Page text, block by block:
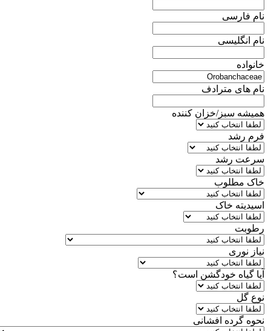
نام فارسی
نام انگلیسی
خانواده
نام های مترادف
همیشه سبز/خزان کننده
فرم رشد
سرعت رشد
خاک مطلوب
اسیدیته خاک
رطوبت
نیاز نوری
آیا گیاه خودگشن است؟
نوع گل
نحوه گرده افشانی